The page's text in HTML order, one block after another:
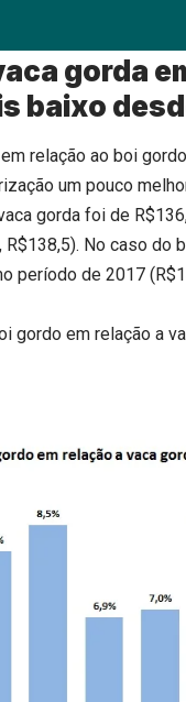
gorda
baixo
relação ao boi
um pouco
gorda foi de
No caso do
período de 2017
gordo em relação a